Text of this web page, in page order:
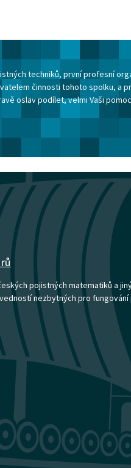
techniků, první profesní
činnosti tohoto spolku, a
oslav podílet, velmi Vaši
pojistných matematiků a
nezbytných pro